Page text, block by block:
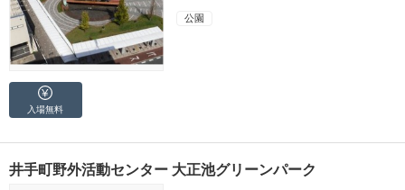
公園
入場無料
井手町野外活動センター 大正池グリーンパーク